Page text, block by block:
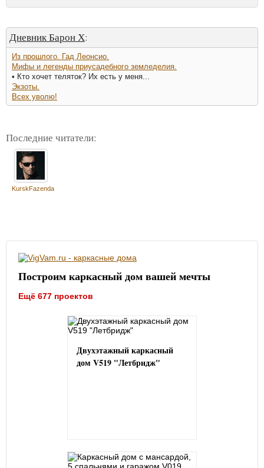
Дневник Барон Х:
Из прошлого. Гад Леонсио.
Мифы и легенды приусадебного земледелия.
• Кто хочет теляток? Их есть у меня...
Экзоты.
Всех уволю!
Последние читатели:
KurskFazenda
Построим каркасный дом вашей мечты
Ещё 677 проектов
Двухэтажный каркасный
дом V519 "Летбридж"